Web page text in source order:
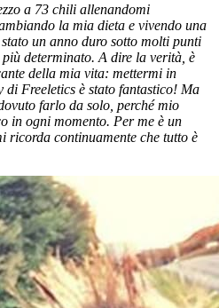
a 73 chili allenandomi
la mia dieta e vivendo una
un anno duro sotto molti punti
determinato. A dire la verità, è
della mia vita: mettermi in
Freeletics è stato fantastico! Ma
farlo da solo, perché mio
in ogni momento. Per me è un
ricorda continuamente che tutto è